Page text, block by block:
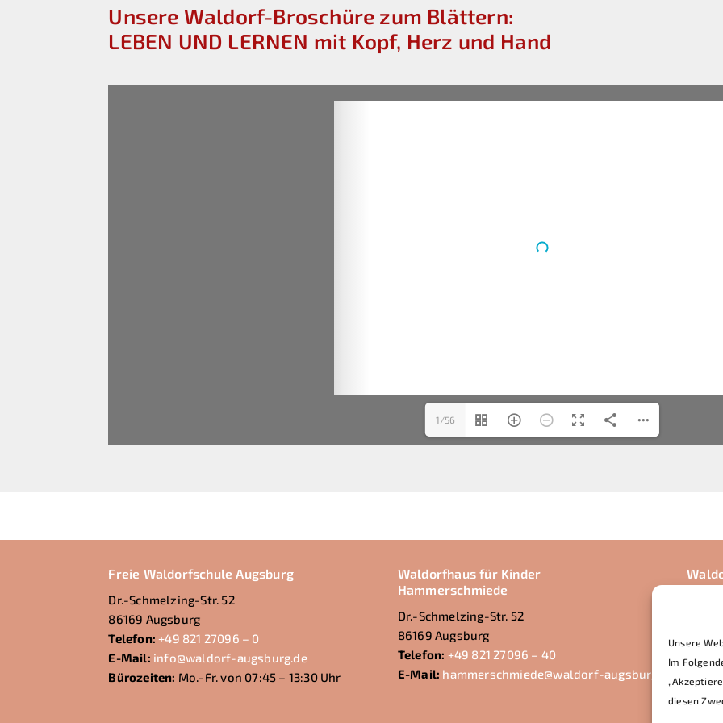
Unsere
Im
diesen
Unsere Waldorf-Broschüre zum Blättern:
LEBEN UND LERNEN mit Kopf, Herz und Hand
1/56
Freie Waldorfschule Augsburg
Dr.-Schmelzing-Str. 52
86169 Augsburg
Telefon: +49 821 27096 – 0
E-Mail: info@waldorf-augsburg.de
Bürozeiten: Mo.-Fr. von 07:45 – 13:30 Uhr
Waldorfhaus für Kinder
Hammerschmiede
Dr.-Schmelzing-Str. 52
86169 Augsburg
Telefon: +49 821 27096 – 40
E-Mail: hammerschmiede@waldorf-augsburg.de